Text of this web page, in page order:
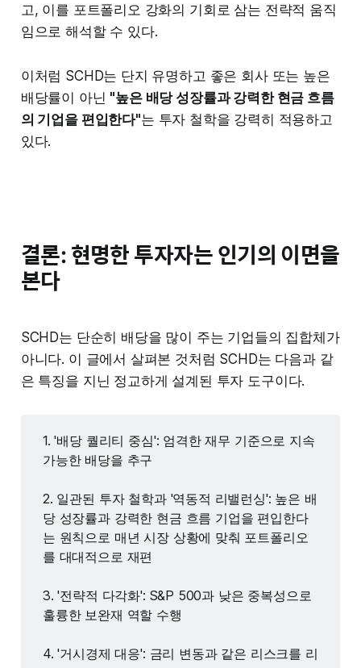
고, 이를 포트폴리오 강화의 기회로 삼는 전략적 움직
임으로 해석할 수 있다.
이처럼 SCHD는 단지 유명하고 좋은 회사 또는 높은
배당률이 아닌 "높은 배당 성장률과 강력한 현금 흐름
의 기업을 편입한다"는 투자 철학을 강력히 적용하고
있다.
결론: 현명한 투자자는 인기의 이면을
본다
SCHD는 단순히 배당을 많이 주는 기업들의 집합체가
아니다. 이 글에서 살펴본 것처럼 SCHD는 다음과 같
은 특징을 지닌 정교하게 설계된 투자 도구이다.
1. '배당 퀄리티 중심': 엄격한 재무 기준으로 지속
가능한 배당을 추구
2. 일관된 투자 철학과 '역동적 리밸런싱': 높은 배
당 성장률과 강력한 현금 흐름 기업을 편입한다
는 원칙으로 매년 시장 상황에 맞춰 포트폴리오
를 대대적으로 재편
3. '전략적 다각화': S&P 500과 낮은 중복성으로
훌륭한 보완재 역할 수행
4. '거시경제 대응': 금리 변동과 같은 리스크를 리